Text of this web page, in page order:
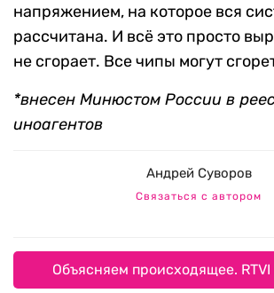
напряжением, на которое вся
рассчитана. И всё это просто
не сгорает. Все чипы могут
*внесен Минюстом России в
иноагентов
Андрей Суворов
Связаться с автором
Объясняем происходящее. RTVI